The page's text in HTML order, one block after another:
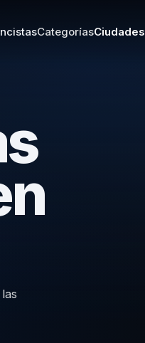
CategoríasCiudades